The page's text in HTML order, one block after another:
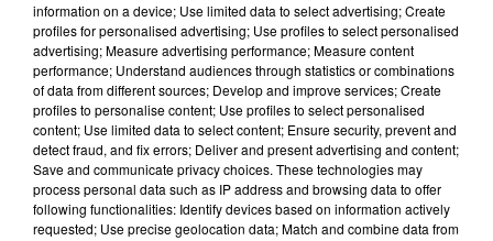
information on a device; Use limited data to select advertising; Create
profiles for personalised advertising; Use profiles to select personalised
advertising; Measure advertising performance; Measure content
performance; Understand audiences through statistics or combinations
of data from different sources; Develop and improve services; Create
profiles to personalise content; Use profiles to select personalised
content; Use limited data to select content; Ensure security, prevent and
detect fraud, and fix errors; Deliver and present advertising and content;
Save and communicate privacy choices. These technologies may
process personal data such as IP address and browsing data to offer
following functionalities: Identify devices based on information actively
requested; Use precise geolocation data; Match and combine data from